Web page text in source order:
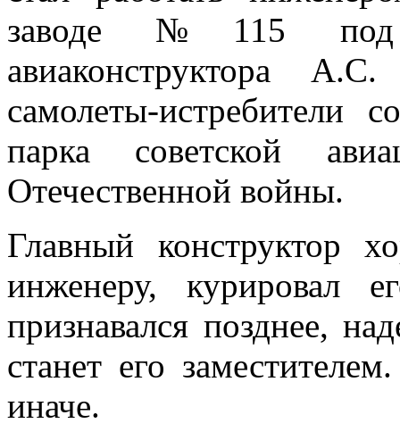
заводе №115 под
авиаконструктора
самолеты-истребители
парка советской
Отечественной войны.
Главный конструктор
инженеру, курировал
признавался позднее,
станет его
иначе.